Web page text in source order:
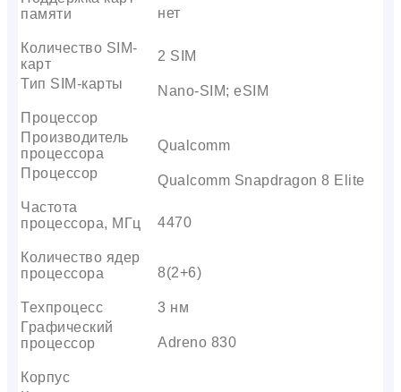
памяти
нет
Количество SIM-
карт
2 SIM
Тип SIM-карты
Nano-SIM; eSIM
Процессор
Производитель
процессора
Qualcomm
Процессор
Qualcomm Snapdragon 8 Elite
Частота
процессора, МГц
4470
Количество ядер
процессора
8(2+6)
Техпроцесс
3 нм
Графический
процессор
Adreno 830
Корпус